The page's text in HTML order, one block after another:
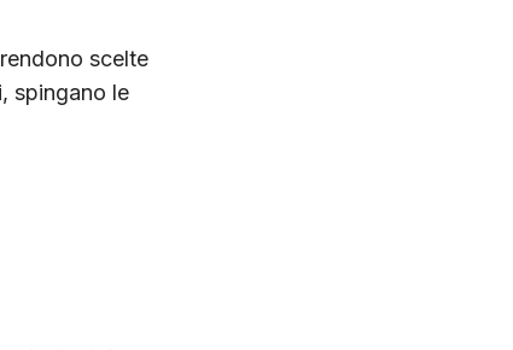
scelte
spingano le